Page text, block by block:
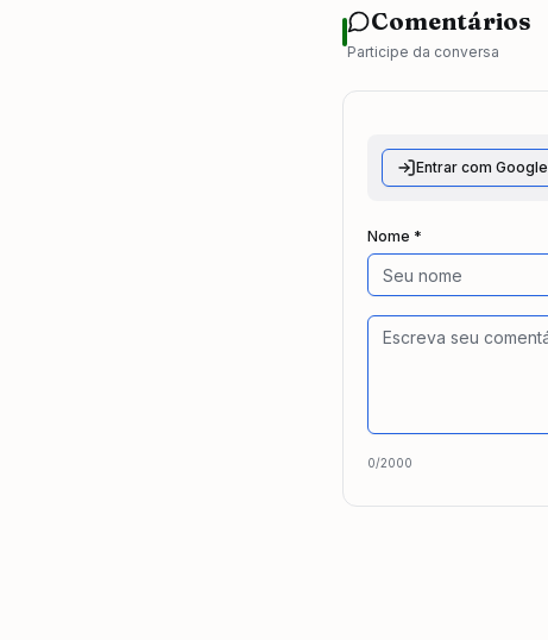
Comentários
Participe da conversa
Entrar com Google
Nome *
0/2000